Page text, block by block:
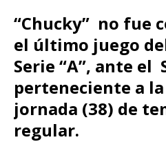
“Chucky” no fue
el último juego
Serie “A”, ante el
perteneciente a
jornada (38) de
regular.